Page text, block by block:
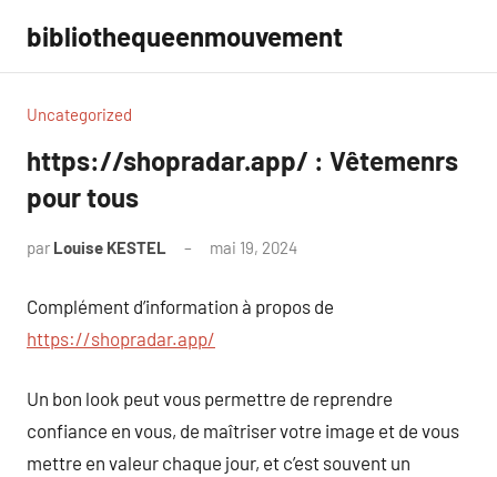
contenu
bibliothequeenmouvement
Uncategorized
https://shopradar.app/ : Vêtemenrs
pour tous
par Louise KESTEL mai 19, 2024
Complément d’information à propos de
https://shopradar.app/
Un bon look peut vous permettre de reprendre
confiance en vous, de maîtriser votre image et de vous
mettre en valeur chaque jour, et c’est souvent un